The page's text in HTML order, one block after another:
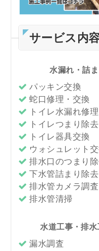
サービス内
水漏れ・詰
パッキン交換
蛇口修理・交換
トイレ水漏れ修理
トイレつまり除去
トイレ器具交換
ウォシュレット
排水口のつまり
下水管詰まり除去
排水管カメラ調査
排水管清掃
水道工事・排
漏水調査